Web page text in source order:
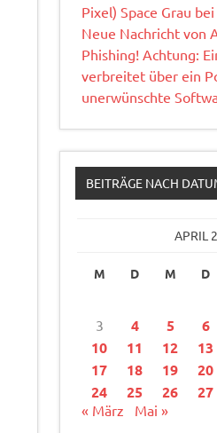
Pixel) Space Grau
Neue Nachricht von
Phishing! Achtung:
verbreitet über ein
unerwünschte
BEITRÄGE NACH
APRIL
M D M D
3 4 5 6
10
11 12 13
17
18 19 20
24 25 26 27
« März Mai »